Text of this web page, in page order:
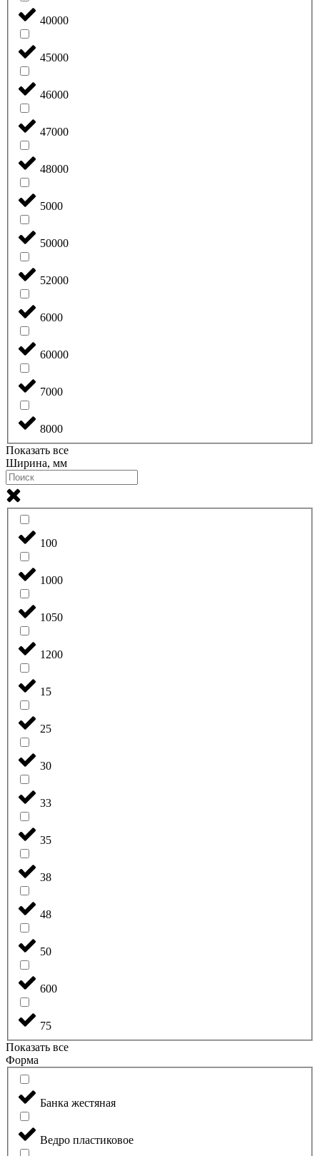
40000
45000
46000
47000
48000
5000
50000
52000
6000
60000
7000
8000
Показать все
Ширина, мм
100
1000
1050
1200
15
25
30
33
35
38
48
50
600
75
Показать все
Форма
Банка жестяная
Ведро пластиковое